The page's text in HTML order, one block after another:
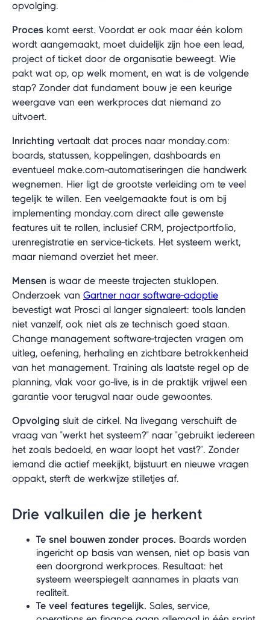
opvolging.
Proces komt eerst. Voordat er ook maar één kolom
wordt aangemaakt, moet duidelijk zijn hoe een lead,
project of ticket door de organisatie beweegt. Wie
pakt wat op, op welk moment, en wat is de volgende
stap? Zonder dat fundament bouw je een keurige
weergave van een werkproces dat niemand zo
uitvoert.
Inrichting vertaalt dat proces naar monday.com:
boards, statussen, koppelingen, dashboards en
eventueel make.com-automatiseringen die handwerk
wegnemen. Hier ligt de grootste verleiding om te veel
tegelijk te willen. Een veelgemaakte fout is om bij
implementing monday.com direct alle gewenste
features uit te rollen, inclusief CRM, projectportfolio,
urenregistratie en service-tickets. Het systeem werkt,
maar niemand overziet het meer.
Mensen is waar de meeste trajecten stuklopen.
Onderzoek van Gartner naar software-adoptie
bevestigt wat Prosci al langer signaleert: tools landen
niet vanzelf, ook niet als ze technisch goed staan.
Change management software-trajecten vragen om
uitleg, oefening, herhaling en zichtbare betrokkenheid
van het management. Training als laatste regel op de
planning, vlak voor go-live, is in de praktijk vrijwel een
garantie voor terugval naar oude gewoontes.
Opvolging sluit de cirkel. Na livegang verschuift de
vraag van "werkt het systeem?" naar "gebruikt iedereen
het zoals bedoeld, en waar loopt het vast?". Zonder
iemand die actief meekijkt, bijstuurt en nieuwe vragen
oppakt, sterft de werkwijze stilletjes af.
Drie valkuilen die je herkent
Te snel bouwen zonder proces. Boards worden
ingericht op basis van wensen, niet op basis van
een doorgrond werkproces. Resultaat: het
systeem weerspiegelt aannames in plaats van
realiteit.
Te veel features tegelijk. Sales, service,